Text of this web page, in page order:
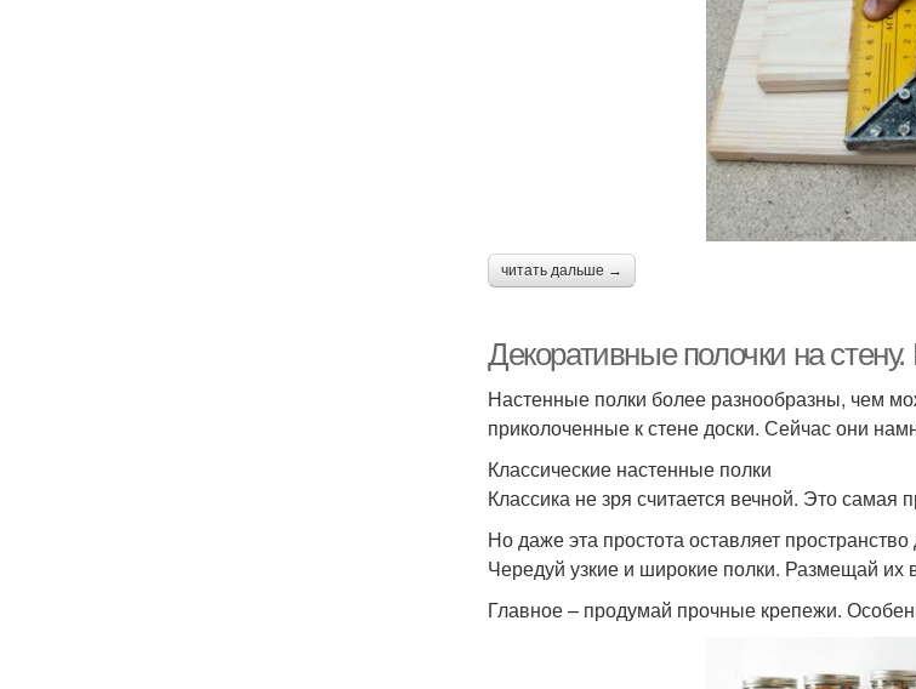
читать дальше →
Декоративные полочки на
Настенные полки более разнообразны, чем
приколоченные к стене доски. Сейчас они
Классические настенные полки
Классика не зря считается вечной. Это самая
Но даже эта простота оставляет
Чередуй узкие и широкие полки. Размещай
Главное – продумай прочные крепежи.